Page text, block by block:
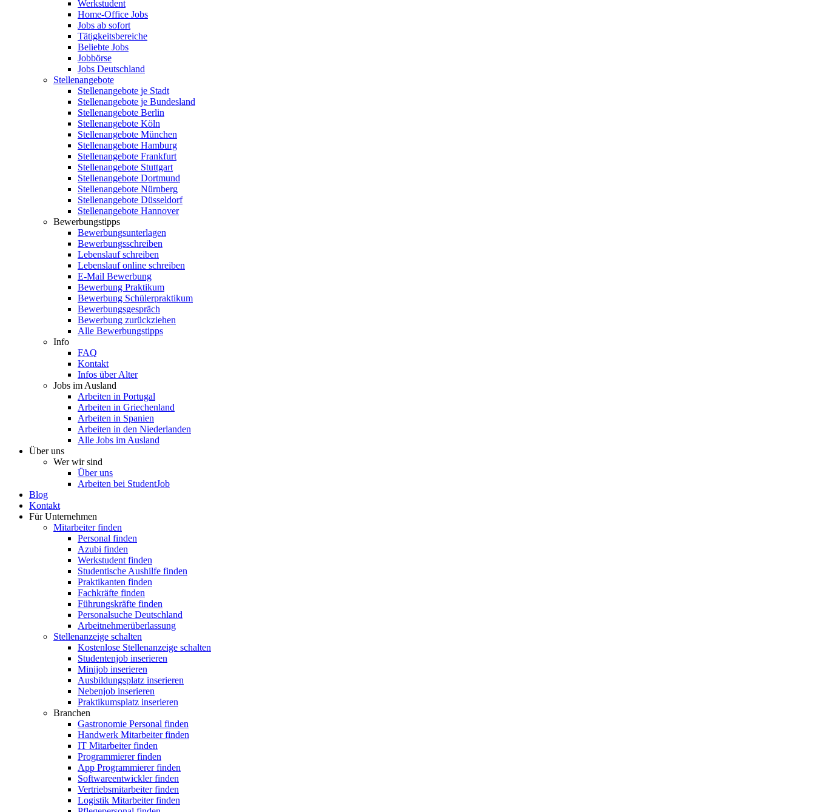
Werkstudent
Home-Office Jobs
Jobs ab sofort
Tätigkeitsbereiche
Beliebte Jobs
Jobbörse
Jobs Deutschland
Stellenangebote
Stellenangebote je Stadt
Stellenangebote je Bundesland
Stellenangebote Berlin
Stellenangebote Köln
Stellenangebote München
Stellenangebote Hamburg
Stellenangebote Frankfurt
Stellenangebote Stuttgart
Stellenangebote Dortmund
Stellenangebote Nürnberg
Stellenangebote Düsseldorf
Stellenangebote Hannover
Bewerbungstipps
Bewerbungsunterlagen
Bewerbungsschreiben
Lebenslauf schreiben
Lebenslauf online schreiben
E-Mail Bewerbung
Bewerbung Praktikum
Bewerbung Schülerpraktikum
Bewerbungsgespräch
Bewerbung zurückziehen
Alle Bewerbungstipps
Info
FAQ
Kontakt
Infos über Alter
Jobs im Ausland
Arbeiten in Portugal
Arbeiten in Griechenland
Arbeiten in Spanien
Arbeiten in den Niederlanden
Alle Jobs im Ausland
Über uns
Wer wir sind
Über uns
Arbeiten bei StudentJob
Blog
Kontakt
Für Unternehmen
Mitarbeiter finden
Personal finden
Azubi finden
Werkstudent finden
Studentische Aushilfe finden
Praktikanten finden
Fachkräfte finden
Führungskräfte finden
Personalsuche Deutschland
Arbeitnehmerüberlassung
Stellenanzeige schalten
Kostenlose Stellenanzeige schalten
Studentenjob inserieren
Minijob inserieren
Ausbildungsplatz inserieren
Nebenjob inserieren
Praktikumsplatz inserieren
Branchen
Gastronomie Personal finden
Handwerk Mitarbeiter finden
IT Mitarbeiter finden
Programmierer finden
App Programmierer finden
Softwareentwickler finden
Vertriebsmitarbeiter finden
Logistik Mitarbeiter finden